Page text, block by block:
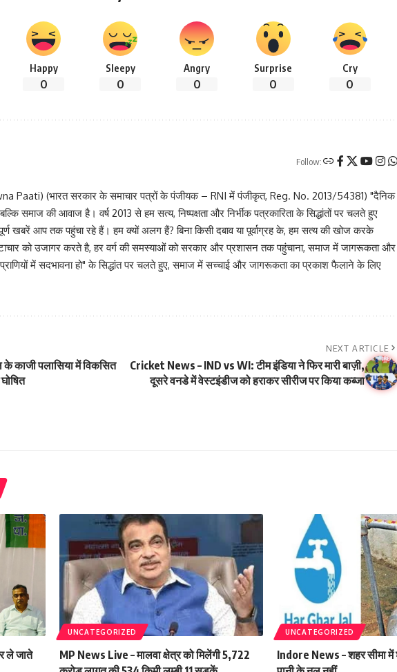
Happy
0
Sleepy
0
Angry
0
Surprise
0
Cry
0
Follow:
Paati) (भारत सरकार के समाचार पत्रों के पंजीयक – RNI में पंजीकृत, Reg. No. 2013/54381) "दैनिक
समाज की आवाज है। वर्ष 2013 से हम सत्य, निष्पक्षता और निर्भीक पत्रकारिता के सिद्धांतों पर चलते हुए
खबरें आप तक पहुंचा रहे हैं। हम क्यों अलग हैं? बिना किसी दबाव या पूर्वाग्रह के, हम सत्य की खोज करके
को उजागर करते है, हर वर्ग की समस्याओं को सरकार और प्रशासन तक पहुंचाना, समाज में जागरूकता और
में सदभावना हो" के सिद्धांत पर चलते हुए, समाज में सच्चाई और जागरूकता का प्रकाश फैलाने के लिए
काजी पलासिया में विकसित
NEXT ARTICLE
Cricket News – IND vs WI: टीम इंडिया ने फिर मारी बाज़ी,
दूसरे वनडे में वेस्टइंडीज को हराकर सीरीज पर किया कब्जा
ले जाते
UNCATEGORIZED
MP News Live – मालवा क्षेत्र को मिलेंगी 5,722
UNCATEGORIZED
Indore News – शहर सीमा में